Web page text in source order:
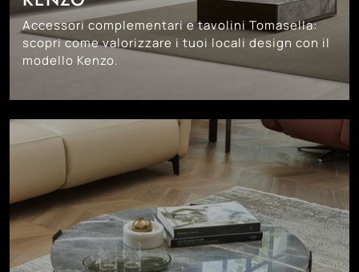
Accessori complementari e tavolini Tomasella:
scopri come valorizzare i tuoi locali design con il
modello Kenzo.